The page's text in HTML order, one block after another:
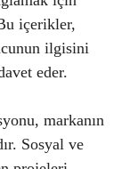
içerikler,
ilgisini
eder.
markanın
Sosyal ve